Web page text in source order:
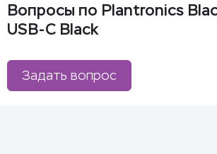
Вопросы по Plantronics
USB-C Black
Задать вопрос